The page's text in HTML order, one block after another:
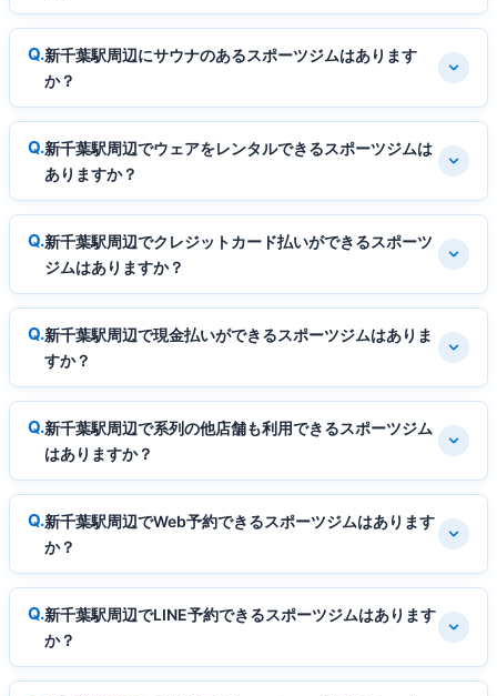
新千葉駅周辺にサウナのあるスポーツジムはあります
か？
新千葉駅周辺でウェアをレンタルできるスポーツジムは
ありますか？
新千葉駅周辺でクレジットカード払いができるスポーツ
ジムはありますか？
新千葉駅周辺で現金払いができるスポーツジムはありま
すか？
新千葉駅周辺で系列の他店舗も利用できるスポーツジム
はありますか？
新千葉駅周辺でWeb予約できるスポーツジムはあります
か？
新千葉駅周辺でLINE予約できるスポーツジムはあります
か？